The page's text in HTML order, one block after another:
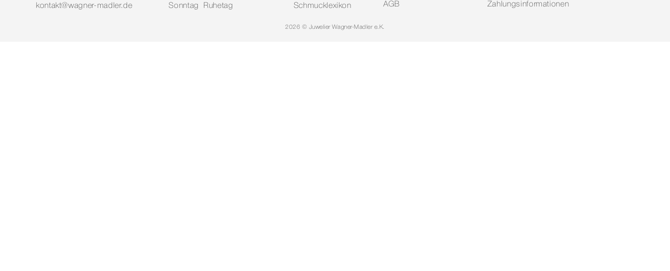
kontakt@wagner-madler.de
Sonntag Ruhetag
Schmucklexikon
AGB
Zahlungsinformationen
2026 © Juwelier Wagner-Madler e.K.